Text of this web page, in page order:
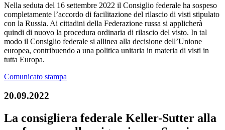
Nella seduta del 16 settembre 2022 il Consiglio federale ha sospeso
completamente l’accordo di facilitazione del rilascio di visti stipulato
con la Russia. Ai cittadini della Federazione russa si applicherà
quindi di nuovo la procedura ordinaria di rilascio del visto. In tal
modo il Consiglio federale si allinea alla decisione dell’Unione
europea, contribuendo a una politica unitaria in materia di visti in
tutta Europa.
Comunicato stampa
20.09.2022
La consigliera federale Keller-Sutter alla